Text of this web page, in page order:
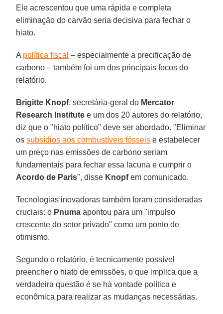
Ele acrescentou que uma rápida e completa
eliminação do carvão seria decisiva para fechar o
hiato.
A política fiscal – especialmente a precificação de
carbono – também foi um dos principais focos do
relatório.
Brigitte Knopf, secretária-geral do Mercator
Research Institute e um dos 20 autores do relatório,
diz que o "hiato político" deve ser abordado. "Eliminar
ossubsídios aos combustíveis fósseis e estabelecer
um preço nas emissões de carbono seriam
fundamentais para fechar essa lacuna e cumprir o
Acordo de Paris", disse Knopfem comunicado.
Tecnologias inovadoras também foram consideradas
cruciais: o Pnuma apontou para um "impulso
crescente do setor privado" como um ponto de
otimismo.
Segundo o relatório, é tecnicamente possível
preencher o hiato de emissões, o que implica que a
verdadeira questão é se há vontade política e
econômica para realizar as mudanças necessárias.